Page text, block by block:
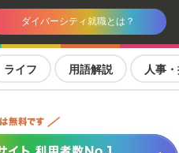
ダイバーシティ就職とは？
ライフ 用語解説 人事